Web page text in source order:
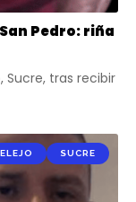
Pedro: riña
Sucre, tras recibir
SUCRE